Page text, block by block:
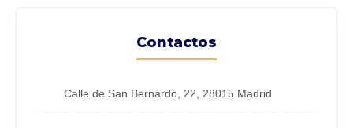
Contactos
Calle de San Bernardo, 22, 28015 Madrid